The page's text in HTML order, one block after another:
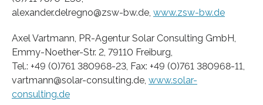
alexander.delregno@zsw-bw.de, www.zsw-bw.de
Axel Vartmann, PR-Agentur Solar Consulting GmbH,
Emmy-Noether-Str. 2, 79110 Freiburg,
Tel.: +49 (0)761 380968-23, Fax: +49 (0)761 380968-11,
vartmann@solar-consulting.de, www.solar-
consulting.de